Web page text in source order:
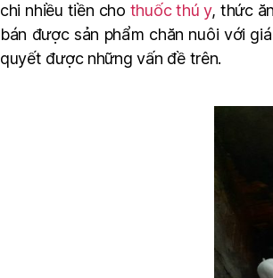
chi nhiều tiền cho thuốc thú y, thức
bán được sản phẩm chăn nuôi với
quyết được những vấn đề trên.